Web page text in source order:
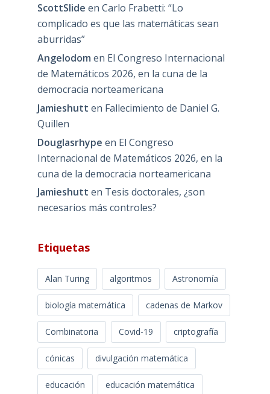
ScottSlide en Carlo Frabetti: “Lo
complicado es que las matemáticas sean
aburridas”
Angelodom en El Congreso Internacional
de Matemáticos 2026, en la cuna de la
democracia norteamericana
Jamieshutt en Fallecimiento de Daniel G.
Quillen
Douglasrhype en El Congreso
Internacional de Matemáticos 2026, en la
cuna de la democracia norteamericana
Jamieshutt en Tesis doctorales, ¿son
necesarios más controles?
Etiquetas
Alan Turing algoritmos Astronomía
biología matemática cadenas de Markov
Combinatoria Covid-19 criptografía
cónicas divulgación matemática
educación educación matemática